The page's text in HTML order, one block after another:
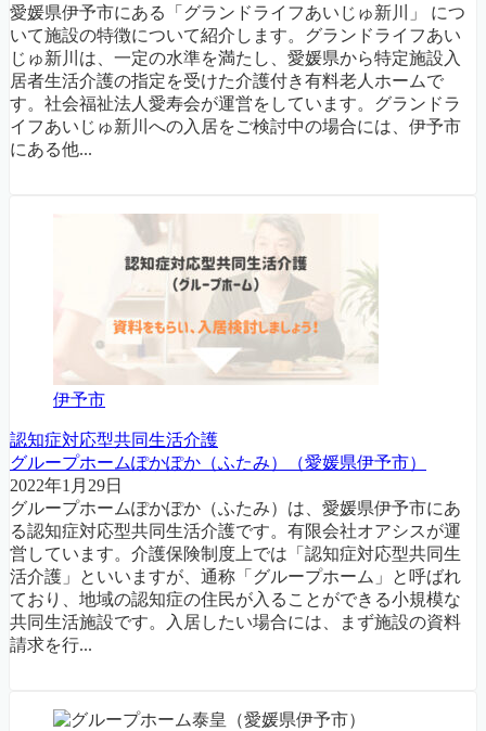
愛媛県伊予市にある「グランドライフあいじゅ新川」 につ
いて施設の特徴について紹介します。グランドライフあい
じゅ新川は、一定の水準を満たし、愛媛県から特定施設入
居者生活介護の指定を受けた介護付き有料老人ホームで
す。社会福祉法人愛寿会が運営をしています。グランドラ
イフあいじゅ新川への入居をご検討中の場合には、伊予市
にある他...
伊予市
認知症対応型共同生活介護
グループホームぽかぽか（ふたみ）（愛媛県伊予市）
2022年1月29日
グループホームぽかぽか（ふたみ）は、愛媛県伊予市にあ
る認知症対応型共同生活介護です。有限会社オアシスが運
営しています。介護保険制度上では「認知症対応型共同生
活介護」といいますが、通称「グループホーム」と呼ばれ
ており、地域の認知症の住民が入ることができる小規模な
共同生活施設です。入居したい場合には、まず施設の資料
請求を行...